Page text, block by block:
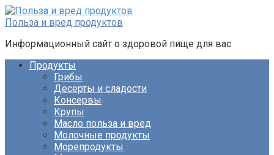
Перейти
к
Польза и вред продуктов
Информационный сайт о здоровой пище для вас
Продукты
Грибы
Десерты и сладости
Консервы
Крупы
Масло польза и вред
Молочные продукты
Морепродукты